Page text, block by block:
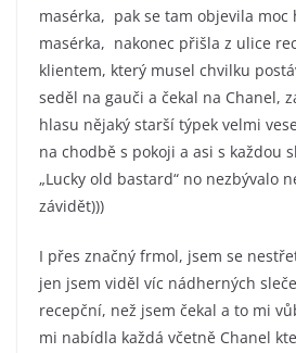
masérka, pak se tam objevila moc
masérka, nakonec přišla z ulice
klientem, který musel chvilku
seděl na gauči a čekal na Chanel,
hlasu nějaký starší týpek velmi
na chodbě s pokoji a asi s každou
„Lucky old bastard“ no nezbývalo
závidět)))
I přes značný frmol, jsem se
jen jsem viděl víc nádherných
recepční, než jsem čekal a to mi
mi nabídla každá včetně Chanel